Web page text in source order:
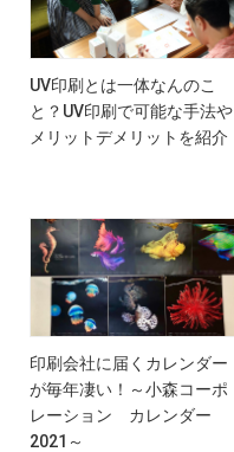
UV印刷とは一体なんのこ
と？UV印刷で可能な手法や
メリットデメリットを紹介
印刷会社に届くカレンダー
が毎年凄い！～小森コーポ
レーション カレンダー
2021～